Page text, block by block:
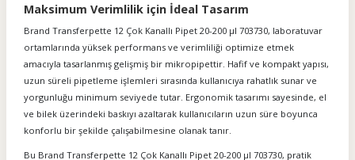
Maksimum Verimlilik için İdeal Tasarım
Brand Transferpette 12 Çok Kanallı Pipet 20-200 µl 703730, laboratuvar
ortamlarında yüksek performans ve verimliliği optimize etmek
amacıyla tasarlanmış gelişmiş bir mikropipettir. Hafif ve kompakt yapısı,
uzun süreli pipetleme işlemleri sırasında kullanıcıya rahatlık sunar ve
yorgunluğu minimum seviyede tutar. Ergonomik tasarımı sayesinde, el
ve bilek üzerindeki baskıyı azaltarak kullanıcıların uzun süre boyunca
konforlu bir şekilde çalışabilmesine olanak tanır.
Bu Brand Transferpette 12 Çok Kanallı Pipet 20-200 µl 703730, pratik